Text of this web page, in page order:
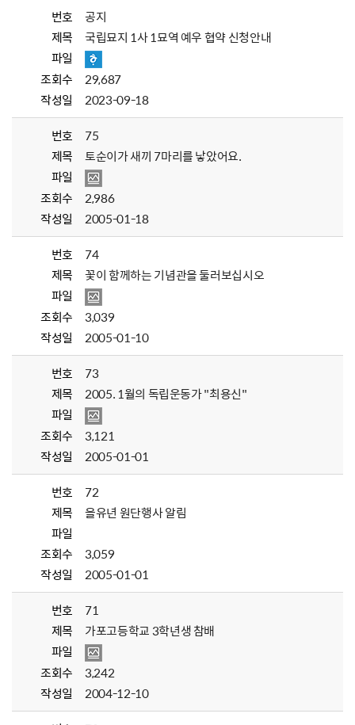
번호
공지
제목
국립묘지 1사 1묘역 예우 협약 신청안내
파일
조회수
29,687
작성일
2023-09-18
번호
75
제목
토순이가 새끼 7마리를 낳았어요.
파일
조회수
2,986
작성일
2005-01-18
번호
74
제목
꽃이 함께하는 기념관을 둘러보십시오
파일
조회수
3,039
작성일
2005-01-10
번호
73
제목
2005. 1월의 독립운동가 "최용신"
파일
조회수
3,121
작성일
2005-01-01
번호
72
제목
을유년 원단행사 알림
파일
조회수
3,059
작성일
2005-01-01
번호
71
제목
가포고등학교 3학년생 참배
파일
조회수
3,242
작성일
2004-12-10